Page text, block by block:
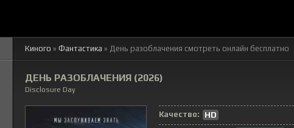
Киного » Фантастика » День разоблачения смотреть онлайн бесплатно
ДЕНЬ РАЗОБЛАЧЕНИЯ (2026)
Disclosure Day
Качество:
HD